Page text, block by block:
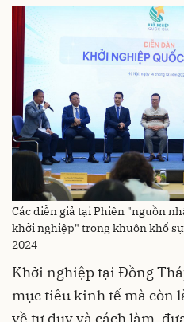
Các diễn giả tại Phiên "nguồn
khởi nghiệp" trong khuôn khổ
2024
Khởi nghiệp tại Đồng
mục tiêu kinh tế mà còn